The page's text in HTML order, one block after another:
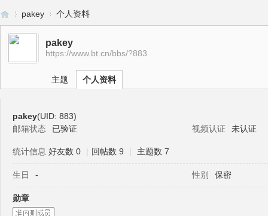
宝›
pakey 个人资料
pakey
https://www.bt.cn/bbs/?883
主题 个人资料
pakey(UID: 883)
邮箱状态
已验证 视频认证 未认证
统计信息 好友数 0 | 回帖数 9 | 主题数 7
生日 - 性别 保密
勋章